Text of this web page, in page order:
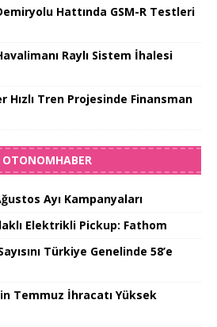
Hattında GSM-R Testleri
Raylı Sistem İhalesi
Tren Projesinde Finansman
OTONOMHABER
Ayı Kampanyaları
Elektrikli Pickup: Fathom
Türkiye Genelinde 58’e
Temmuz İhracatı Yüksek